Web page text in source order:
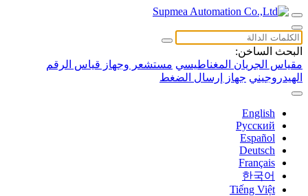
البحث الساخن:
مقياس الجريان المغناطيسي مستشعر وجهاز قياس الرقم
الهيدروجيني جهاز إرسال الضغط
English
Русский
Español
Deutsch
Français
한국어
Tiếng Việt